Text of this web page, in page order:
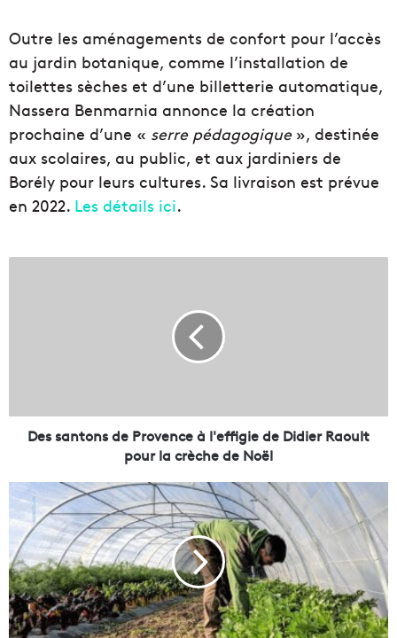
Outre les aménagements de confort pour l’accès
au jardin botanique, comme l’installation de
toilettes sèches et d’une billetterie automatique,
Nassera Benmarnia annonce la création
prochaine d’une « serre pédagogique», destinée
aux scolaires, au public, et aux jardiniers de
Borély pour leurs cultures. Sa livraison est prévue
en 2022. Les détails ici.
n
o
v
e
n
c
e
Des santons de Provence à l'effigie de Didier Raoult
pour la crèche de Noël
e
e
r
r
e